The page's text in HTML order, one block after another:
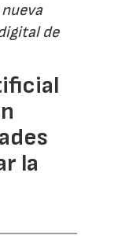
de
la